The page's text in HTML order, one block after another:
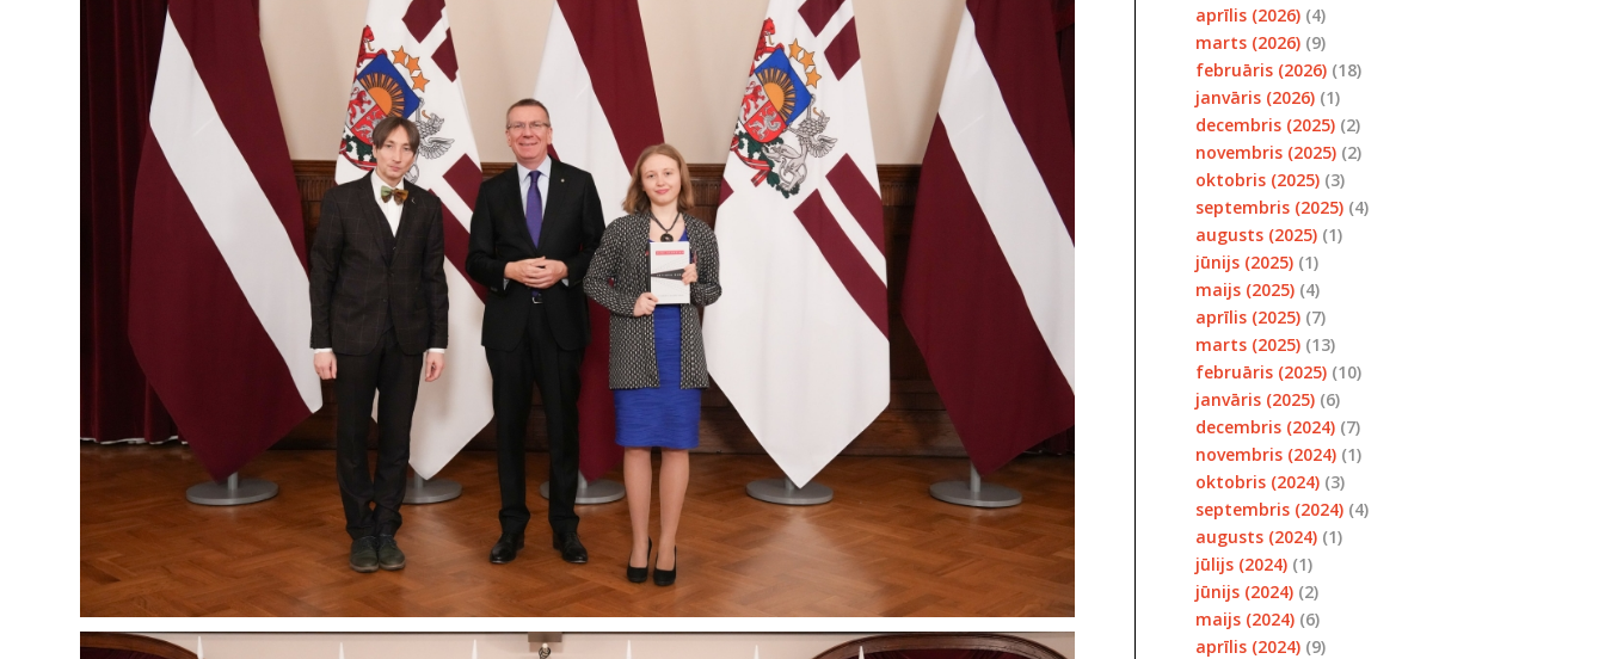
aprīlis (2026) (4)
marts (2026) (9)
februāris (2026) (18)
janvāris (2026) (1)
decembris (2025) (2)
novembris (2025) (2)
oktobris (2025) (3)
septembris (2025) (4)
augusts (2025) (1)
jūnijs (2025) (1)
maijs (2025) (4)
aprīlis (2025) (7)
marts (2025) (13)
februāris (2025) (10)
janvāris (2025) (6)
decembris (2024) (7)
novembris (2024) (1)
oktobris (2024) (3)
septembris (2024) (4)
augusts (2024) (1)
jūlijs (2024) (1)
jūnijs (2024) (2)
maijs (2024) (6)
aprīlis (2024) (9)